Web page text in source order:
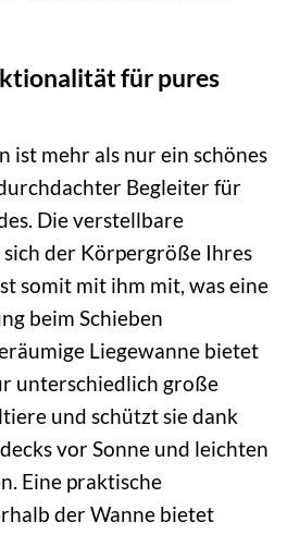
für pures
ist mehr als nur ein schönes
Begleiter für
Die verstellbare
sich der Körpergröße Ihres
somit mit ihm mit, was eine
beim Schieben
Liegewanne bietet
unterschiedlich große
und schützt sie dank
vor Sonne und leichten
Eine praktische
der Wanne bietet